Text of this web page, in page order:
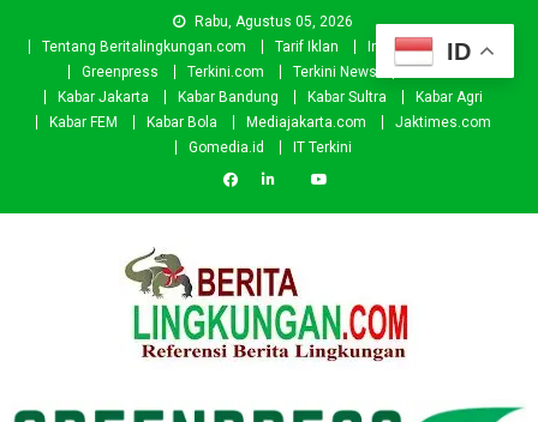
Rabu, Agustus 05, 2026
Tentang Beritalingkungan.com
Tarif Iklan Investor
Donasi
Greenpress
Terkini.com Terkini News
Kabar.id
Kabar Jakarta
Kabar Bandung Kabar Sultra
Kabar Agri
Kabar FEM
Kabar Bola Mediajakarta.com
Jaktimes.com
Gomedia.id
IT Terkini
ID